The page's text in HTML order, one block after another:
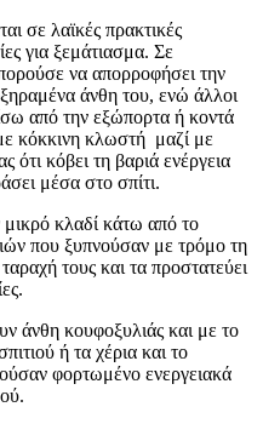
σε λαϊκές πρακτικές
για ξεμάτιασμα. Σε
να απορροφήσει την
άνθη του, ενώ άλλοι
από την εξώπορτα ή κοντά
κόκκινη κλωστή μαζί με
ότι κόβει τη βαριά ενέργεια
μέσα στο σπίτι.
κλαδί κάτω από το
που ξυπνούσαν με τρόμο τη
τους και τα προστατεύει
άνθη κουφοξυλιάς και με το
ή τα χέρια και το
φορτωμένο ενεργειακά